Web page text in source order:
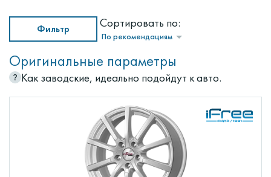
Фильтр Сортировать по:
По рекомендациям
Оригинальные параметры
Как заводские, идеально подойдут к авто.